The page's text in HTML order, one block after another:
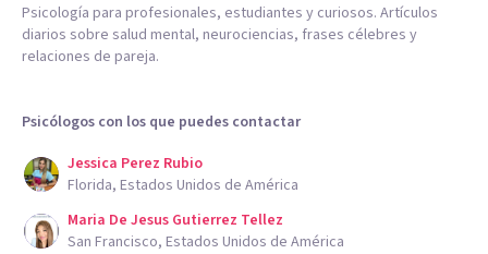
Psicología para profesionales, estudiantes y curiosos. Artículos
diarios sobre salud mental, neurociencias, frases célebres y
relaciones de pareja.
Psicólogos con los que puedes contactar
Jessica Perez Rubio
Florida, Estados Unidos de América
Maria De Jesus Gutierrez Tellez
San Francisco, Estados Unidos de América